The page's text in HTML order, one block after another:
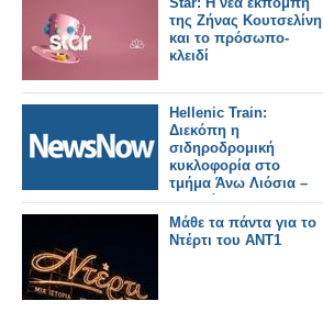
της Ζήνας Κουτσελίνη
και το πρόσωπο-
κλειδί
Hellenic Train:
Διεκόπη η
σιδηροδρομική
κυκλοφορία στο
τμήμα Άνω Λιόσια –
Ασπρόπυργος
εξαιτίας πυρκαγιάς.
Μάθε τα πάντα για το
Ντέρτι του ΑΝΤ1